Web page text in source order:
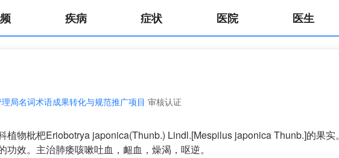
疾病 症状 医院 医生
局名词术语成果转化与规范推广项目 审核认证
植物枇杷Eriobotrya japonica(Thunb.) Lindl.[Mespilus japonica Thunb.]的果实。
功效。主治肺痿咳嗽吐血，衄血，燥渴，呕逆。